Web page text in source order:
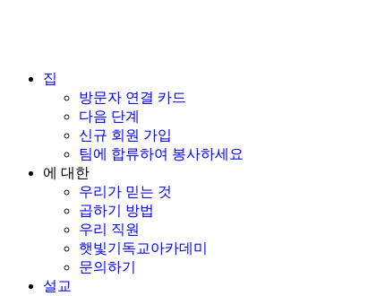
집
방문자 연결 카드
다음 단계
신규 회원 가입
팀에 합류하여 봉사하세요
에 대한
우리가 믿는 것
곱하기 방법
우리 직원
햇빛기독교아카데미
문의하기
설교